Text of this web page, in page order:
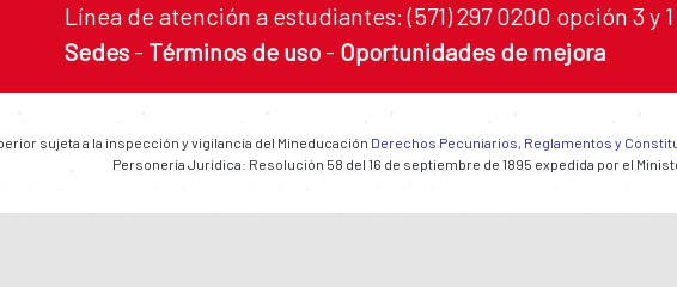
Línea de atención a estudiantes: (571) 297 0200 opción 3 y
Sedes - Términos de uso - Oportunidades de mejora
sujeta a la inspección y vigilancia del Mineducación Derechos Pecuniarios, Reglamentos y
Personería Jurídica: Resolución 58 del 16 de septiembre de 1895 expedida por el